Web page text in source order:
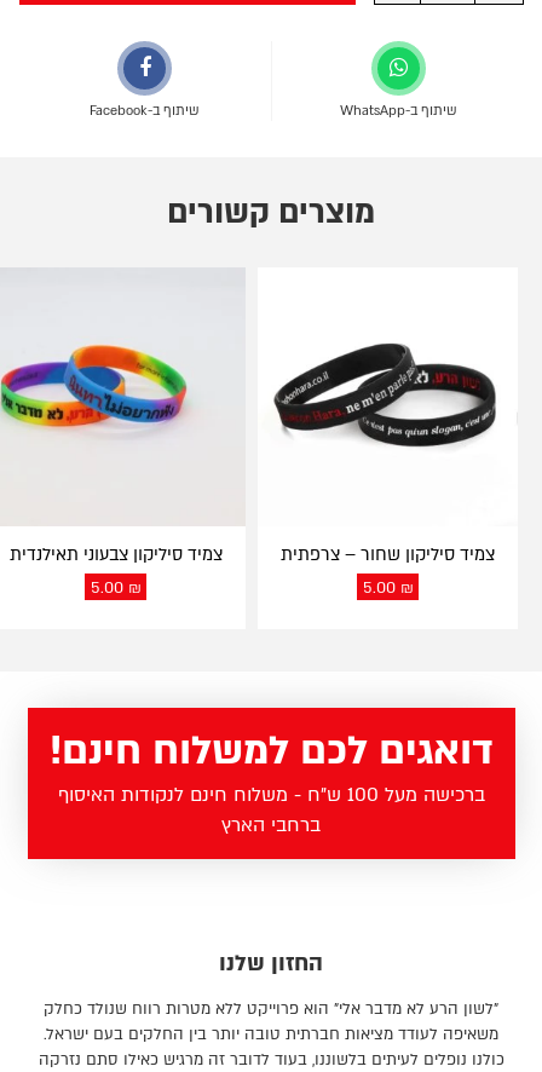
שיתוף ב-WhatsApp שיתוף ב-Facebook
מוצרים קשורים
צמיד סיליקון שחור – צרפתית
5.00 ₪
צמיד סיליקון צבעוני תאילנדית
5.00 ₪
דואגים לכם למשלוח חינם!
ברכישה מעל 100 ש"ח - משלוח חינם לנקודות האיסוף
ברחבי הארץ
החזון שלנו
"לשון הרע לא מדבר אלי" הוא פרוייקט ללא מטרות רווח שנולד כחלק
משאיפה לעודד מציאות חברתית טובה יותר בין החלקים בעם ישראל.
כולנו נופלים לעיתים בלשוננו, בעוד לדובר זה מרגיש כאילו סתם נזרקה